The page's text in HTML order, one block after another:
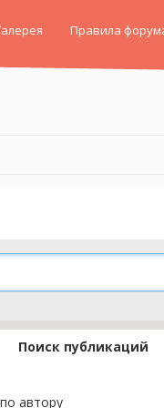
Правила
Поиск публикаций
автору